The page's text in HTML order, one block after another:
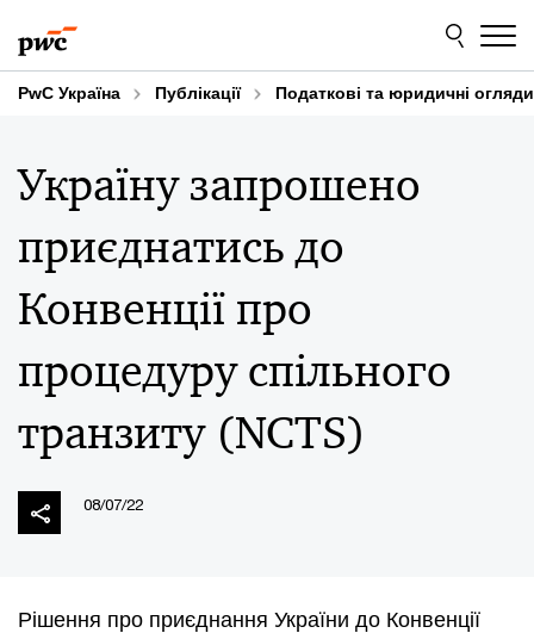
to
content
to
footer
PwC Україна Публікації Податкові та юридичні огляди
Україну запрошено
приєднатись до
Конвенції про
процедуру спільного
транзиту (NCTS)
08/07/22
Рішення про приєднання України до Конвенції